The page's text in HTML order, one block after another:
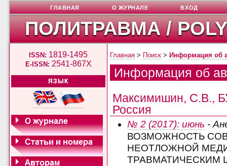
ПОЛИТРАВМА /
ISSN: 1819-1495
E-ISSN: 2541-867X
ЯЗЫК
ГЛАВНАЯ О ЖУРНАЛЕ ВХОД
Главная > Поиск > Информация об
Информация об
Максимишин, С.В.,
Россия
№ 2 (2017): июнь -
ВОЗМОЖНОСТЬ
НЕОТЛОЖНОЙ
ТРАВМАТИЧЕСКИМ